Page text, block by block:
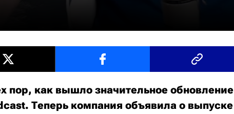
пор, как вышло значительное обновление
Теперь компания объявила о выпуске